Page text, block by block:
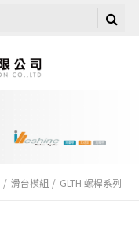
滑台模組 GLTH 螺桿系列